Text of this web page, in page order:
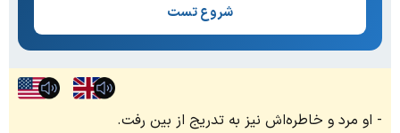
شروع تست
او مرد و خاطره‌اش نیز به تدریج از بین رفت.